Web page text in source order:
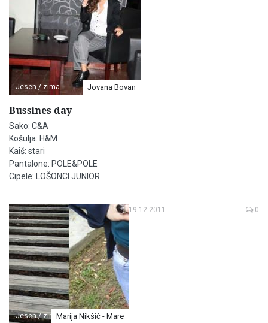
Jesen / zima Jovana Bovan
Bussines day
Sako: C&A
Košulja: H&M
Kaiš: stari
Pantalone: POLE&POLE
Cipele: LOŠONCI JUNIOR
Jesen / zimaMarija Nikšić - Mare
19.12.2011 0